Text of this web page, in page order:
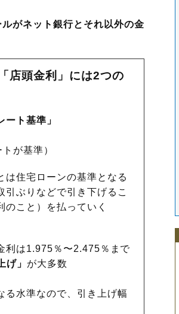
がネット銀行とそれ以外の金
店頭金利」には2つの
ート基準」
が基準）
は住宅ローンの基準となる
ぶりなどで引き下げるこ
こと）を払っていく
利は1.975％〜2.475％まで
げ」 が大多数
る水準なので、引き上げ幅